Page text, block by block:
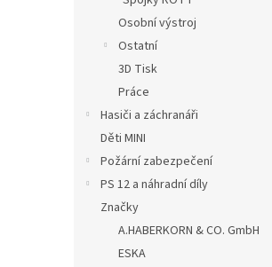
Osobní výstroj
Ostatní
3D Tisk
Práce
Hasiči a záchranáři
Děti MINI
Požární zabezpečení
PS 12 a náhradní díly
Značky
A.HABERKORN & CO. GmbH
ESKA